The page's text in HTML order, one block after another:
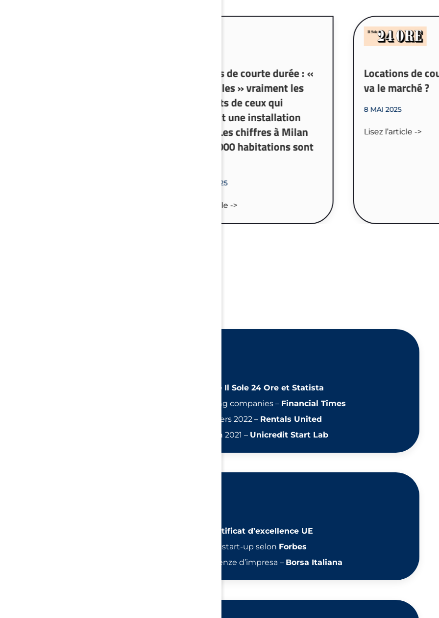
Locations de courte durée : «
volent-elles » vraiment les
logements de ceux qui
cherchent une installation
stable ? Les chiffres à Milan
(où 100 000 habitations sont
23 AOÛT 2025
Lisez l’article ->
Locations de
va le marché ?
8 MAI 2025
Lisez l’article ->
Leader della Crescita de Il Sole 24 Ore et Statista
Europe’s fastest-growing companies – Financial Times
Top 50 Property Managers 2022 – Rentals United
2e place lors de l’édition 2021 – Unicredit Start Lab
Certificat d’excellence UE
Parmi les 20 meilleures start-up selon Forbes
Mention Premio Eccellenze d’impresa – Borsa Italiana